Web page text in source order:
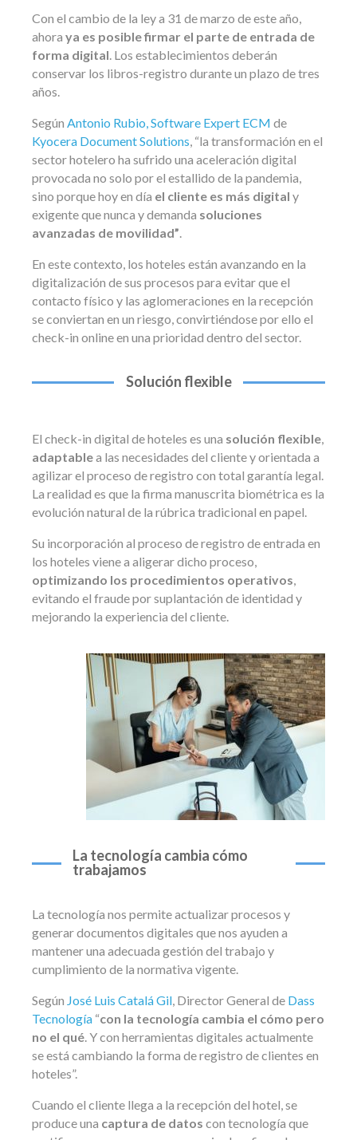
Con el cambio de la ley a 31 de marzo de este año,
ahora ya es posible firmar el parte de entrada de
forma digital. Los establecimientos deberán
conservar los libros-registro durante un plazo de tres
años.
Según Antonio Rubio, Software Expert ECM de
Kyocera Document Solutions, “la transformación en el
sector hotelero ha sufrido una aceleración digital
provocada no solo por el estallido de la pandemia,
sino porque hoy en día el cliente es más digital y
exigente que nunca y demanda soluciones
avanzadas de movilidad”.
En este contexto, los hoteles están avanzando en la
digitalización de sus procesos para evitar que el
contacto físico y las aglomeraciones en la recepción
se conviertan en un riesgo, convirtiéndose por ello el
check-in online en una prioridad dentro del sector.
Solución flexible
El check-in digital de hoteles es una solución flexible,
adaptablea las necesidades del cliente y orientada a
agilizar el proceso de registro con total garantía legal.
La realidad es que la firma manuscrita biométrica es la
evolución natural de la rúbrica tradicional en papel.
Su incorporación al proceso de registro de entrada en
los hoteles viene a aligerar dicho proceso,
optimizando los procedimientos operativos,
evitando el fraude por suplantación de identidad y
mejorando la experiencia del cliente.
La tecnología cambia cómo
trabajamos
La tecnología nos permite actualizar procesos y
generar documentos digitales que nos ayuden a
mantener una adecuada gestión del trabajo y
cumplimiento de la normativa vigente.
Según José Luis Catalá Gil, Director General de Dass
Tecnología “con la tecnología cambia el cómo pero
no el qué. Y con herramientas digitales actualmente
se está cambiando la forma de registro de clientes en
hoteles”.
Cuando el cliente llega a la recepción del hotel, se
produce una captura de datos con tecnología que